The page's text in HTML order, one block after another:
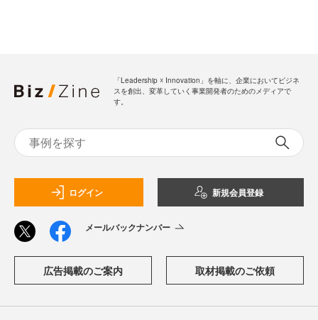
「Leadership ☓ Innovation」を軸に、企業においてビジネ
スを創出、変革していく事業開発者のためのメディアで
す。
ログイン 新規会員登録
メールバックナンバー
広告掲載のご案内 取材掲載のご依頼